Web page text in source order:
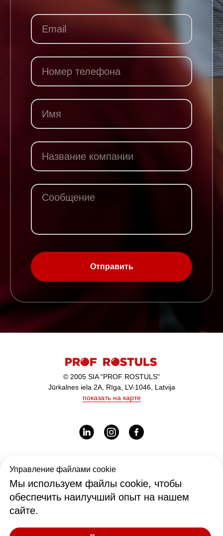
Управление файлами cookie
Мы используем файлы cookie, чтобы
обеспечить наилучший опыт на нашем
сайте.
Отправить
© 2005 SIA "PROF ROSTULS"
Jūrkalnes iela 2A, Rīga, LV-1046, Latvija
показать на карте
Рабочее время:
I-V - 9:00-17:00